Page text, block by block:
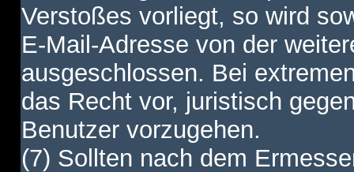
Verstoßes vorliegt, so wird
E-Mail-Adresse von der
ausgeschlossen. Bei
das Recht vor, juristisch
Benutzer vorzugehen.
(7) Sollten nach dem